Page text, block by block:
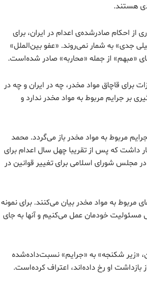
هستند.
از احکام صادرشده‌ی اعدام در ایران، برای
جدی» به شمار نمی‌روند. «عفو بین‌الملل»
«مبهم» از جمله «محاربه» صادر شده‌است.
برای قاچاق مواد مخدر، چه در ایران و چه در
بر جرایم مربوط به مواد مخدر ندارد و
اعدام در ایران به جرایم مربوط به مواد مخدر باز می‌گردد. محمد
داشت که پس از تقریبا چهل سال اعدام برای
مجلس شورای اسلامی برای تغییر قوانین در
به مواد مخدر بیان می‌کنند. برای نمونه
مسئولیت خودمان عمل می‌کنیم و آنها به جای
«زیر شکنجه» به «جرایم» نسبت‌داده‌شده
بازداشت او رخ داده‌اند، اعتراف کرده‌است.